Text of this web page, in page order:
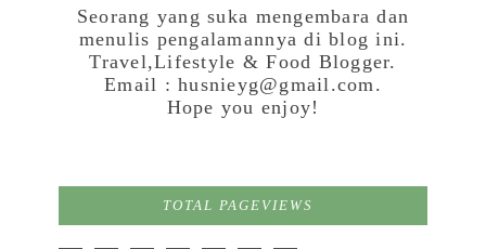
Seorang yang suka mengembara dan
menulis pengalamannya di blog ini.
Travel,Lifestyle & Food Blogger.
Email : husnieyg@gmail.com.
Hope you enjoy!
TOTAL PAGEVIEWS